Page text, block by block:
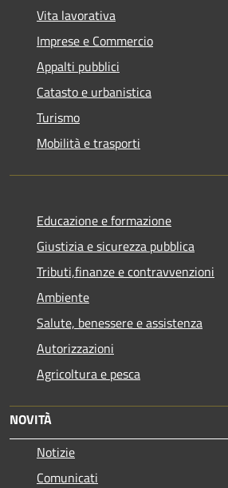
Vita lavorativa
Imprese e Commercio
Appalti pubblici
Catasto e urbanistica
Turismo
Mobilità e trasporti
Educazione e formazione
Giustizia e sicurezza pubblica
Tributi,finanze e contravvenzioni
Ambiente
Salute, benessere e assistenza
Autorizzazioni
Agricoltura e pesca
NOVITÀ
Notizie
Comunicati